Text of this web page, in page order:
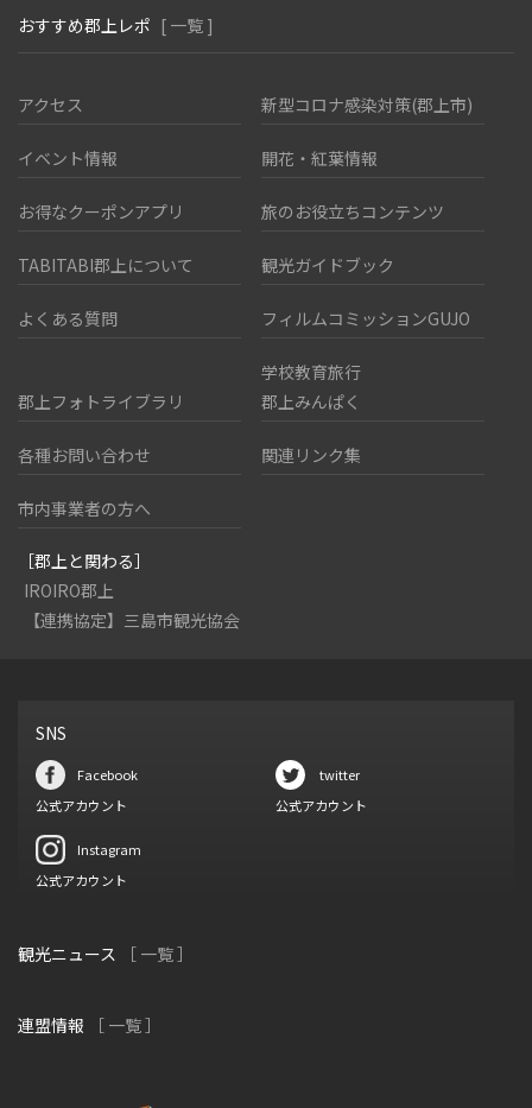
おすすめ郡上レポ [ 一覧 ]
アクセス 新型コロナ感染対策(郡上市)
イベント情報 開花・紅葉情報
お得なクーポンアプリ 旅のお役立ちコンテンツ
TABITABI郡上について 観光ガイドブック
よくある質問 フィルムコミッションGUJO
郡上フォトライブラリ
学校教育旅行
郡上みんぱく
各種お問い合わせ 関連リンク集
市内事業者の方へ
［郡上と関わる］
IROIRO郡上
【連携協定】三島市観光協会
SNS
Facebook
公式アカウント
twitter
公式アカウント
Instagram
公式アカウント
観光ニュース ［ 一覧 ］
連盟情報 ［ 一覧 ］